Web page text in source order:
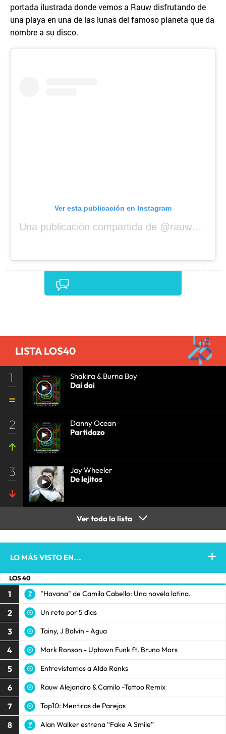
portada ilustrada donde vemos a Rauw disfrutando de
una playa en una de las lunas del famoso planeta que da
nombre a su disco.
Ver esta publicación en Instagram
Una publicación compartida de @rauwalejandro
LISTA LOS40
1
Shakira & Burna Boy
Dai dai
2
Danny Ocean
Partidazo
3
Jay Wheeler
De lejitos
Ver toda la lista
LO MÁS VISTO EN...
LOS 40
1 "Havana" de Camila Cabello: Una novela latina.
2 Un reto por 5 días
3 Tainy, J Balvin - Agua
4 Mark Ronson - Uptown Funk ft. Bruno Mars
5 Entrevistamos a Aldo Ranks
6 Rauw Alejandro & Camilo -Tattoo Remix
7 Top10: Mentiras de Parejas
8 Alan Walker estrena “Fake A Smile”